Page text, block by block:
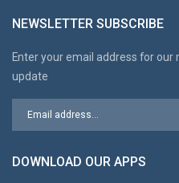
NEWSLETTER SUBSCRIBE
Enter your email address for
update
DOWNLOAD OUR APPS